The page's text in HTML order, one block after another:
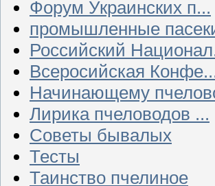
Форум Украинских п...
промышленные
Российский
Всеросийская
Начинающему
Лирика пчеловодов ...
Советы бывалых
Тесты
Таинство пчелиное